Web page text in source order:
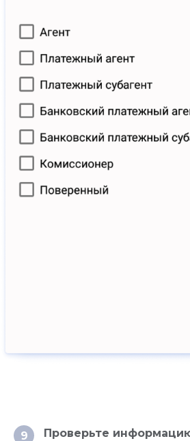
9 Проверьте
Создаём только полезные платёжные